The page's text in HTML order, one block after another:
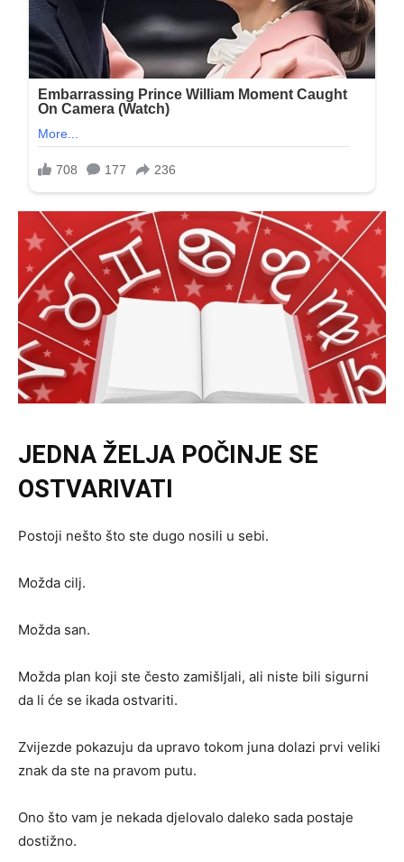
JEDNA ŽELJA POČINJE SE
OSTVARIVATI
Postoji nešto što ste dugo nosili u sebi.
Možda cilj.
Možda san.
Možda plan koji ste često zamišljali, ali niste bili sigurni
da li će se ikada ostvariti.
Zvijezde pokazuju da upravo tokom juna dolazi prvi veliki
znak da ste na pravom putu.
Ono što vam je nekada djelovalo daleko sada postaje
dostižno.